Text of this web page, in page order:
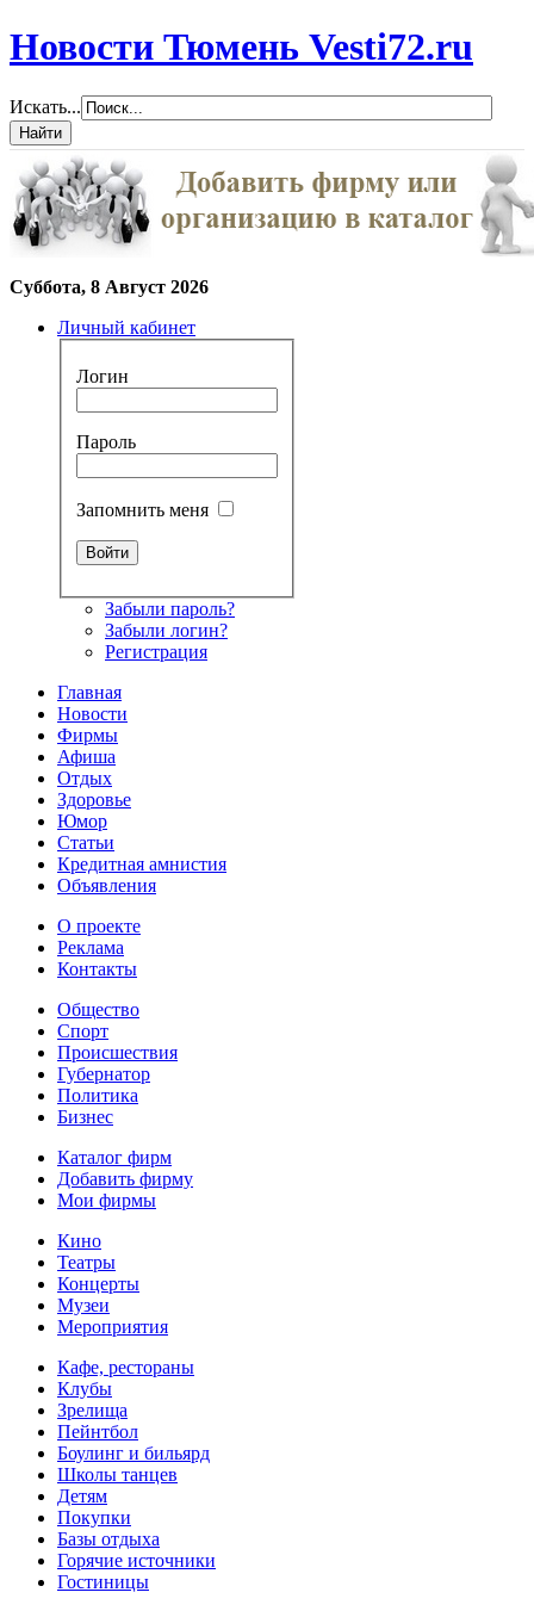
Новости Тюмень Vesti72.ru
Искать...
Суббота, 8 Август 2026
Личный кабинет
Логин
Пароль
Запомнить меня
Забыли пароль?
Забыли логин?
Регистрация
Главная
Новости
Фирмы
Афиша
Отдых
Здоровье
Юмор
Статьи
Кредитная амнистия
Объявления
О проекте
Реклама
Контакты
Общество
Спорт
Происшествия
Губернатор
Политика
Бизнес
Каталог фирм
Добавить фирму
Мои фирмы
Кино
Театры
Концерты
Музеи
Мероприятия
Кафе, рестораны
Клубы
Зрелища
Пейнтбол
Боулинг и бильярд
Школы танцев
Детям
Покупки
Базы отдыха
Горячие источники
Гостиницы